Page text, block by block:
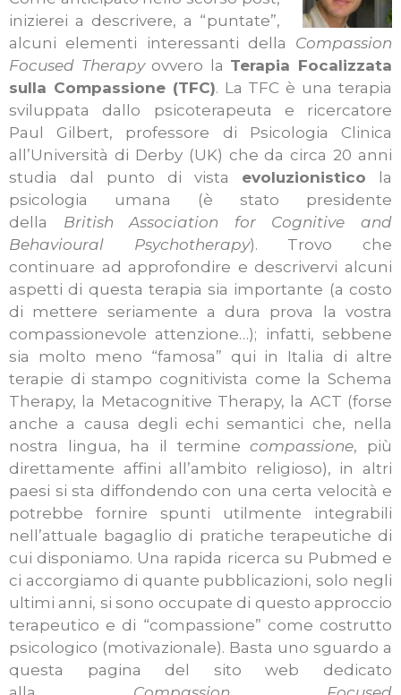
inizierei a descrivere, a “puntate”,
alcuni elementi interessanti della Compassion
Focused Therapyovvero la Terapia Focalizzata
sulla Compassione (TFC). La TFC è una terapia
sviluppata dallo psicoterapeuta e ricercatore
Paul Gilbert, professore di Psicologia Clinica
all’Università di Derby (UK) che da circa 20 anni
studia dal punto di vista evoluzionistico la
psicologia umana (è stato presidente
della British Association for Cognitive and
Behavioural Psychotherapy). Trovo che
continuare ad approfondire e descrivervi alcuni
aspetti di questa terapia sia importante (a costo
di mettere seriamente a dura prova la vostra
compassionevole attenzione…); infatti, sebbene
sia molto meno “famosa” qui in Italia di altre
terapie di stampo cognitivista come la Schema
Therapy, la Metacognitive Therapy, la ACT (forse
anche a causa degli echi semantici che, nella
nostra lingua, ha il terminecompassione, più
direttamente affini all’ambito religioso), in altri
paesi si sta diffondendo con una certa velocità e
potrebbe fornire spunti utilmente integrabili
nell’attuale bagaglio di pratiche terapeutiche di
cui disponiamo. Una rapida ricerca su Pubmed e
ci accorgiamo di quante pubblicazioni, solo negli
ultimi anni, si sono occupate di questo approccio
terapeutico e di “compassione” come costrutto
psicologico (motivazionale). Basta uno sguardo a
questa pagina del sito web dedicato